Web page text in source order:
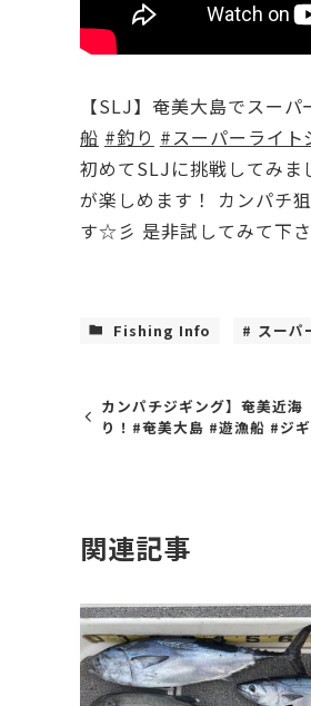
【SLJ】奄美大島でスー
船 #釣り #スーパーライト
初めてSLJに挑戦してみ
が楽しめます！ カンパチ
す☆彡 是非試してみて下さ
Fishing Info スーパ
カンパチジギング】奄美近
り！#奄美大島 #遊漁船 #
関連記事